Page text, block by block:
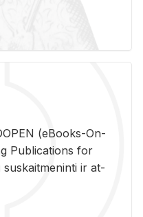
(eBo­oks-On-
Pub­li­ca­tions for
su­skait­me­nin­ti ir at­